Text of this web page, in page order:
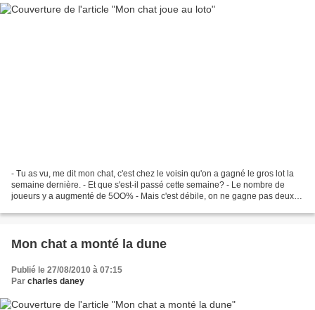
- Tu as vu, me dit mon chat, c'est chez le voisin qu'on a gagné le gros lot la
semaine dernière. - Et que s'est-il passé cette semaine? - Le nombre de
joueurs y a augmenté de 5OO% - Mais c'est débile, on ne gagne pas deux
Mon chat a monté la dune
Publié le 27/08/2010 à 07:15
Par charles daney